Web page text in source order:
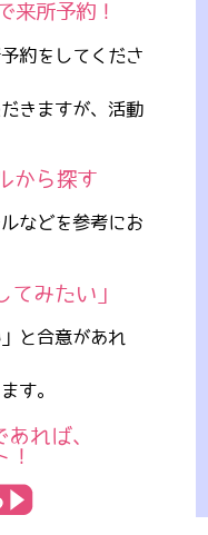
来所予約！
約をしてくださ
きますが、活動
から探す
などを参考にお
てみたい」
と合意があれ
す。
れば、
！